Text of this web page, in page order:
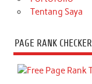
Tentang Saya
PAGE RANK CHECKER